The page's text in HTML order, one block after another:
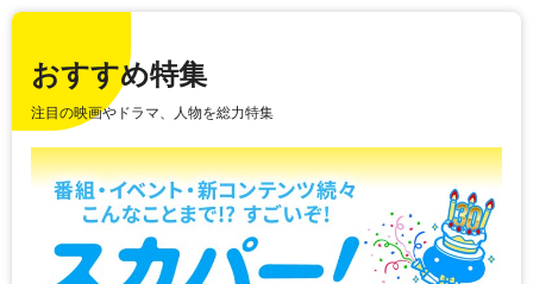
おすすめ特集
注目の映画やドラマ、人物を総力特集